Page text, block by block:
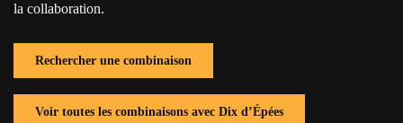
la collaboration.
Rechercher une combinaison
Voir toutes les combinaisons avec Dix d’Épées